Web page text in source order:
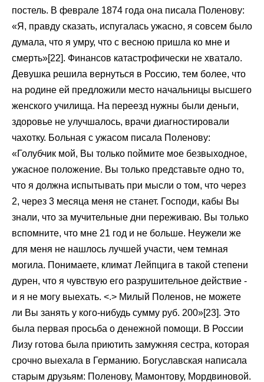
постель. В феврале 1874 года она писала Поленову:
«Я, правду сказать, испугалась ужасно, я совсем было
думала, что я умру, что с весною пришла ко мне и
смерть»[22]. Финансов катастрофически не хватало.
Девушка решила вернуться в Россию, тем более, что
на родине ей предложили место начальницы высшего
женского училища. На переезд нужны были деньги,
здоровье не улучшалось, врачи диагностировали
чахотку. Больная с ужасом писала Поленову:
«Голубчик мой, Вы только поймите мое безвыходное,
ужасное положение. Вы только представьте одно то,
что я должна испытывать при мысли о том, что через
2, через 3 месяца меня не станет. Господи, кабы Вы
знали, что за мучительные дни переживаю. Вы только
вспомните, что мне 21 год и не больше. Неужели же
для меня не нашлось лучшей участи, чем темная
могила. Понимаете, климат Лейпцига в такой степени
дурен, что я чувствую его разрушительное действие -
и я не могу выехать. <.> Милый Поленов, не можете
ли Вы занять у кого-нибудь сумму руб. 200»[23]. Это
была первая просьба о денежной помощи. В России
Лизу готова была приютить замужняя сестра, которая
срочно выехала в Германию. Богуславская написала
старым друзьям: Поленову, Мамонтову, Мордвиновой.